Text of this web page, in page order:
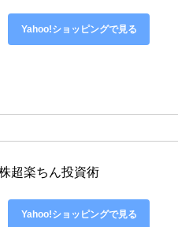
Yahoo!ショッピングで見る
超楽ちん投資術
Yahoo!ショッピングで見る